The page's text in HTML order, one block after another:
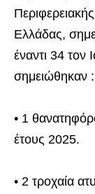
Ελλάδας,
έναντι 34 τον
σημειώθηκαν :
• 1
έτους 2025.
• 2 τροχαία